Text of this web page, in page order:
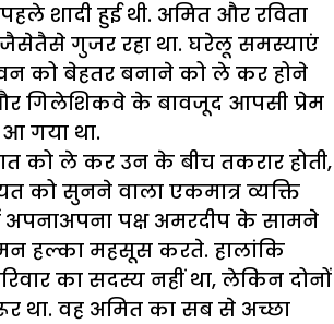
शादी हुई थी. अमित और रविता
गुजर रहा था. घरेलू समस्याएं
को बेहतर बनाने को ले कर होने
गिलेशिकवे के बावजूद आपसी प्रेम
गया था.
को ले कर उन के बीच तकरार होती,
को सुनने वाला एकमात्र व्यक्ति
अपनाअपना पक्ष अमरदीप के सामने
हल्का महसूस करते. हालांकि
का सदस्य नहीं था, लेकिन दोनों
था. वह अमित का सब से अच्छा